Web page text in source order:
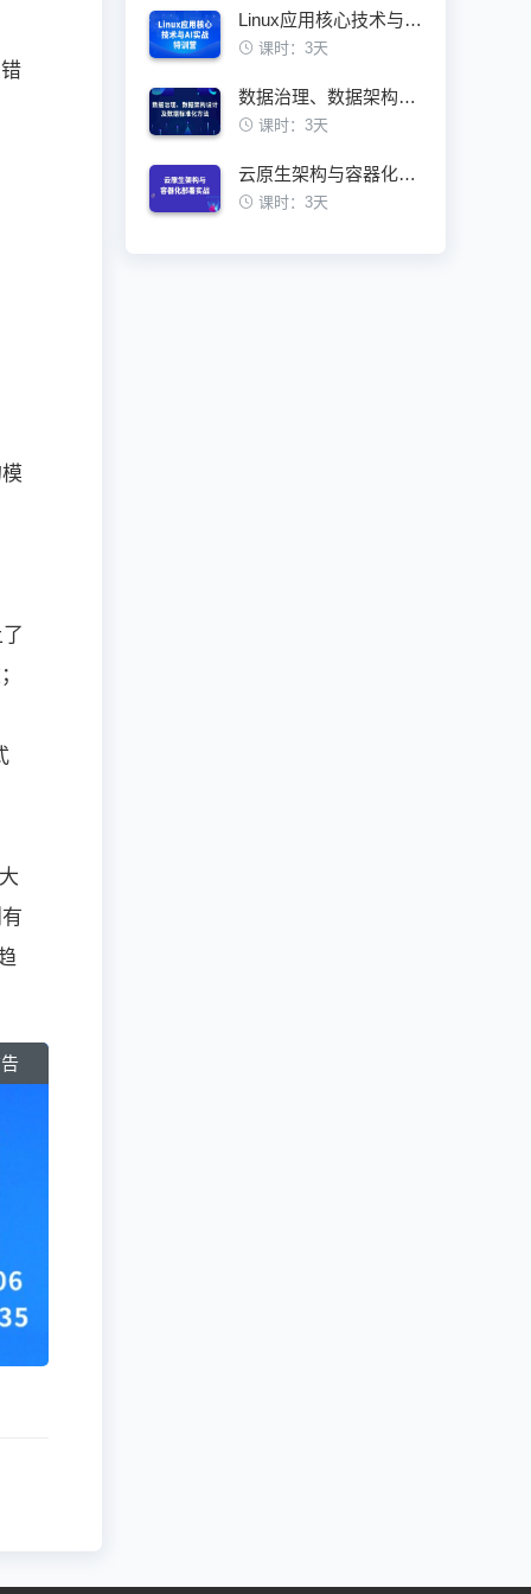
Linux应用核心技术与AI实战特训营
课时：3天
数据治理、数据架构设计及数据标准化方法
课时：3天
云原生架构与容器化部署实战训练营
课时：3天